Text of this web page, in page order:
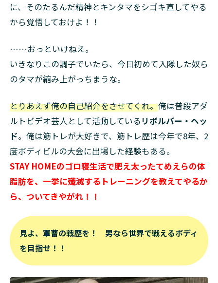
に、そのたるんだ精神とキンタマをシゴキ直してやる
から覚悟しておけよ！！
……おっといけねえ。
いきなりこの調子でいたら、今日初めて入隊した奴ら
のタマが縮み上がっちまうな。
とりあえず俺の自己紹介をさせてくれ。俺は普段アダ
ルトビデオ芸人として活動している リボルバー・ヘッ
ド。俺は筋トレが大好きで、筋トレ歴は今年で8年、2
度ボディビルの大会に出場した経験もある。
STAY HOMEのゴロ寝生活で肥え太ったてめえらの体
脂肪を、一挙に殲滅するトレーニングを教えてやるか
ら、ついてきやがれ！！
見よ、軍曹の戦歴を！ 男なら世界で戦えるボディ
を目指せ！！